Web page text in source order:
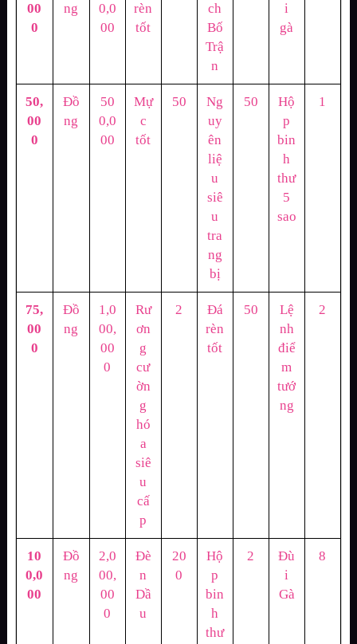
00
0
ng
0,0
00
rèn
tốt
ch
Bố
Trậ
n
i
gà
50,
00
0
Đồ
ng
50
0,0
00
Mự
c
tốt
50
Ng
uy
ên
liệ
u
siê
u
tra
ng
bị
50
Hộ
p
bin
h
thư
5
sao
1
75,
00
0
Đồ
ng
1,0
00,
00
0
Rư
ơn
g
cư
ờn
g
hó
a
siê
u
cấ
p
2
Đá
rèn
tốt
50
Lệ
nh
điể
m
tướ
ng
2
10
0,0
00
Đồ
ng
2,0
00,
00
0
Đè
n
Dầ
u
20
0
Hộ
p
bin
h
thư
2
Đù
i
Gà
8